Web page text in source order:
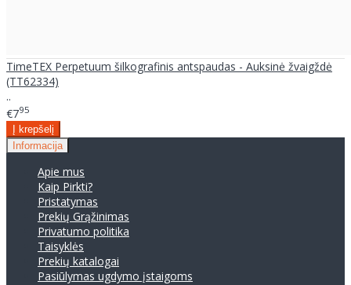
TimeTEX Perpetuum šilkografinis antspaudas - Auksinė žvaigždė
(TT62334)
..
€795
Informacija
Apie mus
Kaip Pirkti?
Pristatymas
Prekių Grąžinimas
Privatumo politika
Taisyklės
Prekių katalogai
Pasiūlymas ugdymo įstaigoms